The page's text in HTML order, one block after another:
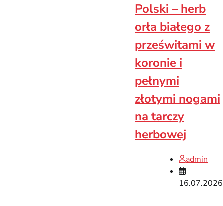
Polski – herb
orła białego z
prześwitami w
koronie i
pełnymi
złotymi nogami
na tarczy
herbowej
admin
16.07.2026